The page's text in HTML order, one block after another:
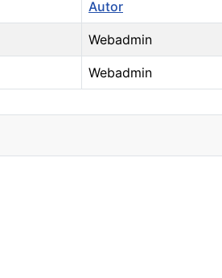
Autor
Webadmin
Webadmin